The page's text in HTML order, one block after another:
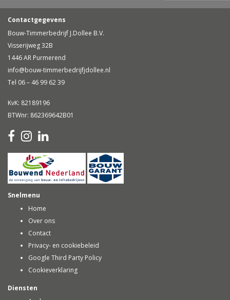
Contactgegevens
Bouw-Timmerbedrijf J.Dollee B.V.
Visserijweg 32B
1446 AR Purmerend
info@bouw-timmerbedrijfjdollee.nl
Tel 06 – 46 99 62 39
KvK: 82189196
BTWnr: 862369642B01
Snelmenu
Home
Over ons
Contact
Privacy- en cookiebeleid
Google Third Party Policy
Cookieverklaring
Diensten